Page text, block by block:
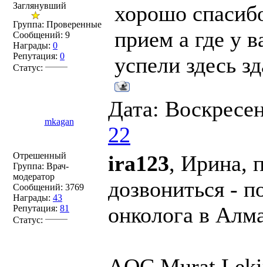
Заглянувший
Группа: Проверенные
Сообщений: 9
Награды: 0
Репутация: 0
Статус:
хорошо
прием а где у
успели здесь
mkagan
Дата:
22
Отрешенный
Группа: Врач-
модератор
Сообщений: 3769
Награды: 43
Репутация: 81
Статус:
ira123, Ирина,
дозвониться -
онколога в